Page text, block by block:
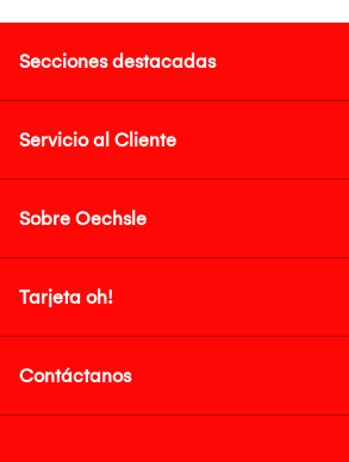
Secciones destacadas
Servicio al Cliente
Sobre Oechsle
Tarjeta oh!
Contáctanos